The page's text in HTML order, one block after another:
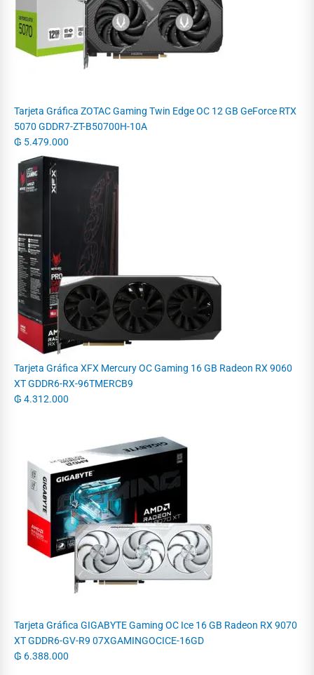
Tarjeta Gráfica ZOTAC Gaming Twin Edge OC 12 GB GeForce RTX
5070 GDDR7-ZT-B50700H-10A
₲ 5.479.000
Tarjeta Gráfica XFX Mercury OC Gaming 16 GB Radeon RX 9060
XT GDDR6-RX-96TMERCB9
₲ 4.312.000
Tarjeta Gráfica GIGABYTE Gaming OC Ice 16 GB Radeon RX 9070
XT GDDR6-GV-R9 07XGAMINGOCICE-16GD
₲ 6.388.000